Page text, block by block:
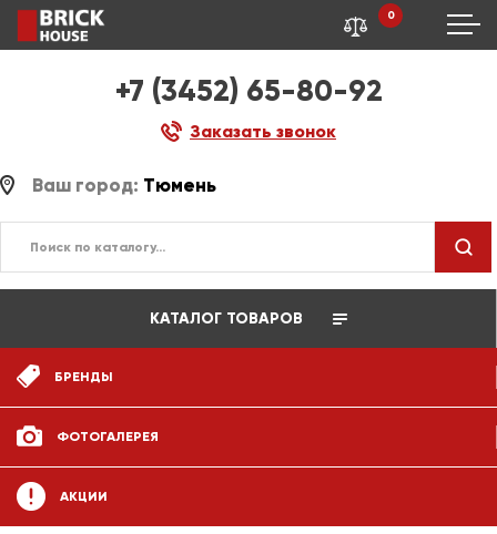
+7 (3452) 65-80-92
Заказать звонок
0
Ваш город: Тюмень
КАТАЛОГ ТОВАРОВ
БРЕНДЫ
ФОТОГАЛЕРЕЯ
АКЦИИ